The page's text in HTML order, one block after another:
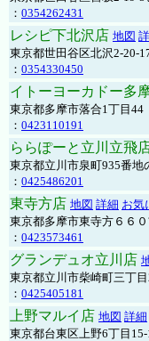
： 0354262431
レシピ下北沢店 地図
東京都世田谷区北沢2-20-
： 0354330450
イトーヨーカドー多
東京都多摩市落合1丁目
： 0423110191
ららぽーと立川立飛
東京都立川市泉町935番
： 0425486201
東寺方店 地図 詳細 お気
東京都多摩市東寺方６６
： 0423573461
グランデュオ立川店
東京都立川市柴崎町三丁
： 0425405181
上野マルイ店 地図 詳細
東京都台東区上野6丁目